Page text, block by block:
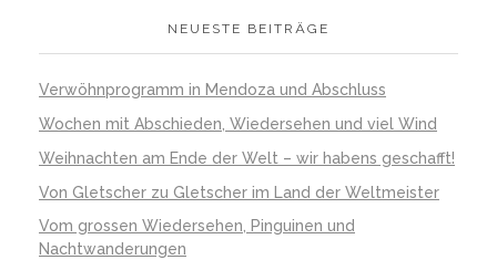
NEUESTE BEITRÄGE
Verwöhnprogramm in Mendoza und Abschluss
Wochen mit Abschieden, Wiedersehen und viel Wind
Weihnachten am Ende der Welt – wir habens geschafft!
Von Gletscher zu Gletscher im Land der Weltmeister
Vom grossen Wiedersehen, Pinguinen und
Nachtwanderungen